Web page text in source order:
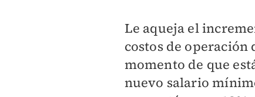
Le aqueja el
costos de operación
momento de que
nuevo salario